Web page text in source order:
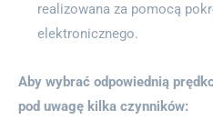
realizowana za pomocą
elektronicznego.
Aby wybrać odpowiednią
pod uwagę kilka czynników: